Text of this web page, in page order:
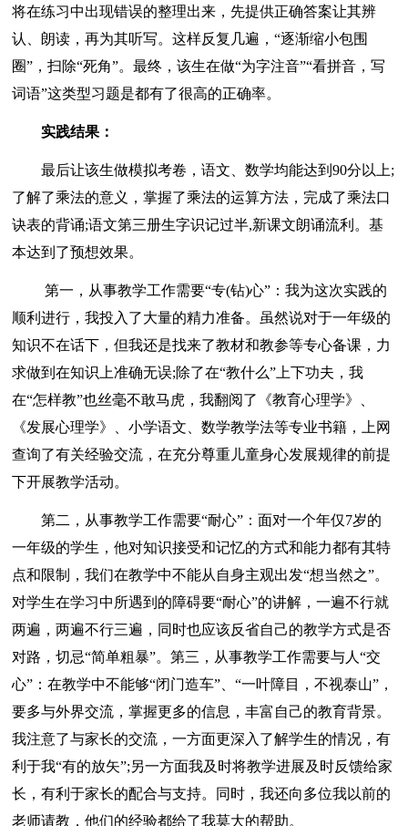
将在练习中出现错误的整理出来，先提供正确答案让其辨
认、朗读，再为其听写。这样反复几遍，“逐渐缩小包围
圈”，扫除“死角”。最终，该生在做“为字注音”“看拼音，写
词语”这类型习题是都有了很高的正确率。
实践结果：
最后让该生做模拟考卷，语文、数学均能达到90分以上;
了解了乘法的意义，掌握了乘法的运算方法，完成了乘法口
诀表的背诵;语文第三册生字识记过半,新课文朗诵流利。基
本达到了预想效果。
第一，从事教学工作需要“专(钻)心”：我为这次实践的
顺利进行，我投入了大量的精力准备。虽然说对于一年级的
知识不在话下，但我还是找来了教材和教参等专心备课，力
求做到在知识上准确无误;除了在“教什么”上下功夫，我
在“怎样教”也丝毫不敢马虎，我翻阅了《教育心理学》、
《发展心理学》、小学语文、数学教学法等专业书籍，上网
查询了有关经验交流，在充分尊重儿童身心发展规律的前提
下开展教学活动。
第二，从事教学工作需要“耐心”：面对一个年仅7岁的
一年级的学生，他对知识接受和记忆的方式和能力都有其特
点和限制，我们在教学中不能从自身主观出发“想当然之”。
对学生在学习中所遇到的障碍要“耐心”的讲解，一遍不行就
两遍，两遍不行三遍，同时也应该反省自己的教学方式是否
对路，切忌“简单粗暴”。第三，从事教学工作需要与人“交
心”：在教学中不能够“闭门造车”、“一叶障目，不视泰山”，
要多与外界交流，掌握更多的信息，丰富自己的教育背景。
我注意了与家长的交流，一方面更深入了解学生的情况，有
利于我“有的放矢”;另一方面我及时将教学进展及时反馈给家
长，有利于家长的配合与支持。同时，我还向多位我以前的
老师请教，他们的经验都给了我莫大的帮助。